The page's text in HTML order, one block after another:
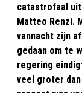
catastrofaal
Matteo Renzi.
vannacht zijn
gedaan om te
regering
veel groter